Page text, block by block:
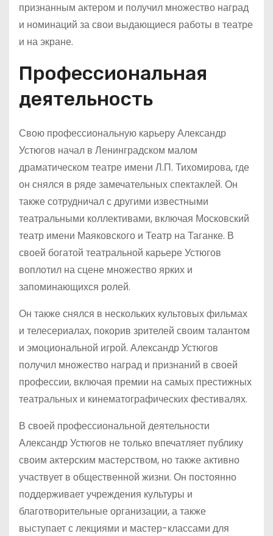
признанным актером и получил множество наград
и номинаций за свои выдающиеся работы в театре
и на экране.
Профессиональная
деятельность
Свою профессиональную карьеру Александр
Устюгов начал в Ленинградском малом
драматическом театре имени Л.П. Тихомирова, где
он снялся в ряде замечательных спектаклей. Он
также сотрудничал с другими известными
театральными коллективами, включая Московский
театр имени Маяковского и Театр на Таганке. В
своей богатой театральной карьере Устюгов
воплотил на сцене множество ярких и
запоминающихся ролей.
Он также снялся в нескольких культовых фильмах
и телесериалах, покорив зрителей своим талантом
и эмоциональной игрой. Александр Устюгов
получил множество наград и признаний в своей
профессии, включая премии на самых престижных
театральных и кинематографических фестивалях.
В своей профессиональной деятельности
Александр Устюгов не только впечатляет публику
своим актерским мастерством, но также активно
участвует в общественной жизни. Он постоянно
поддерживает учреждения культуры и
благотворительные организации, а также
выступает с лекциями и мастер-классами для